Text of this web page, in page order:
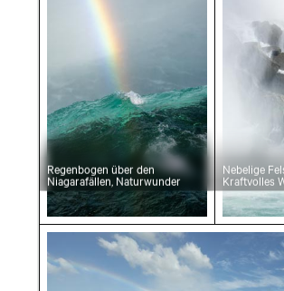
Regenbogen über den
Niagarafällen, Naturwunder
Nebelige
Kraftvolles
Majestätische Niagarafälle